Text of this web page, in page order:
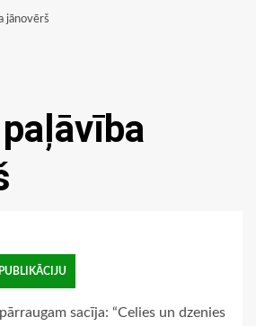
jānovērš
sacīja: “Celies un dzenies